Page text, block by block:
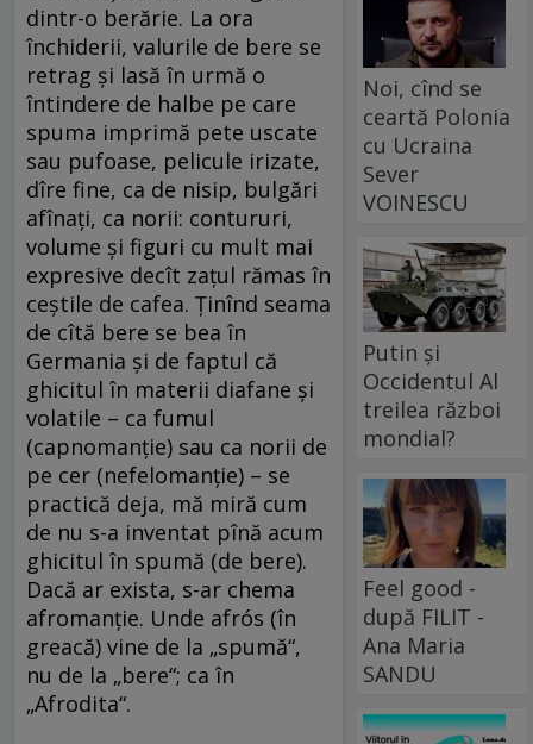
dintr-o berărie. La ora
închiderii, valurile de bere se
retrag şi lasă în urmă o
întindere de halbe pe care
spuma imprimă pete uscate
sau pufoase, pelicule irizate,
dîre fine, ca de nisip, bulgări
afînaţi, ca norii: contururi,
volume şi figuri cu mult mai
expresive decît zaţul rămas în
ceştile de cafea. Ţinînd seama
de cîtă bere se bea în
Germania şi de faptul că
ghicitul în materii diafane şi
volatile – ca fumul
(capnomanţie) sau ca norii de
pe cer (nefelomanţie) – se
practică deja, mă miră cum
de nu s-a inventat pînă acum
ghicitul în spumă (de bere).
Dacă ar exista, s-ar chema
afromanţie. Unde afrós (în
greacă) vine de la „spumă“,
nu de la „bere“; ca în
„Afrodita“.
Noi, cînd se
ceartă Polonia
cu Ucraina
Sever
VOINESCU
Putin și
Occidentul Al
treilea război
mondial?
Feel good -
după FILIT -
Ana Maria
SANDU